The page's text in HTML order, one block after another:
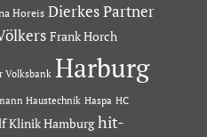
Horeis Dierkes Partner
Frank Horch
Volksbank Harburg
Haustechnik Haspa HC
Klinik Hamburg hit-